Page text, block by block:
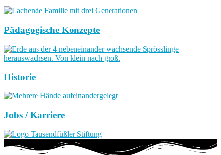
Pädagogische Konzepte
Historie
Jobs / Karriere